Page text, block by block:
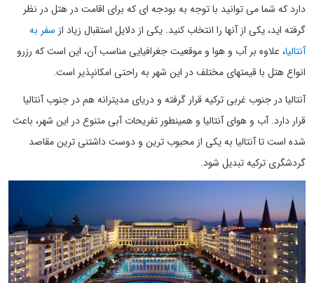
دارد که شما می توانید با توجه به بودجه ای که برای اقامت در هتل در نظر
گرفته اید، یکی از آنها را انتخاب کنید. یکی از دلایل استقبال زیاد از سفر به
آنتالیا، علاوه بر آب و هوا و موقعیت جغرافیایی مناسب آن، این است که رزرو
انواع هتل با قیمتهای مختلف در این شهر به راحتی امکانپذیر است.
آنتالیا در جنوب غربی ترکیه قرار گرفته و دریای مدیترانه هم در جنوب آنتالیا
قرار دارد. آب و هوای آنتالیا و همینطور تفریحات آبی متنوع در این شهر، باعث
شده است تا آنتالیا به یکی از محبوب ترین و دوست داشتنی ترین مقاصد
گردشگری ترکیه تبدیل شود.